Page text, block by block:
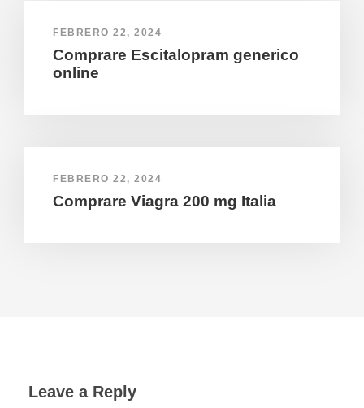
FEBRERO 22, 2024
Comprare Escitalopram generico
online
FEBRERO 22, 2024
Comprare Viagra 200 mg Italia
Leave a Reply